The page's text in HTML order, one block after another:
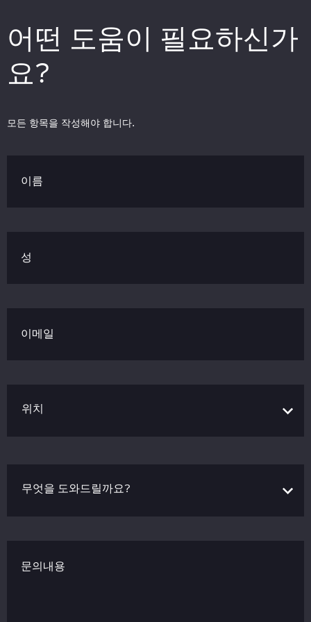
어떤 도움이 필요하신가
요?
모든 항목을 작성해야 합니다.
이름
성
이메일
문의내용